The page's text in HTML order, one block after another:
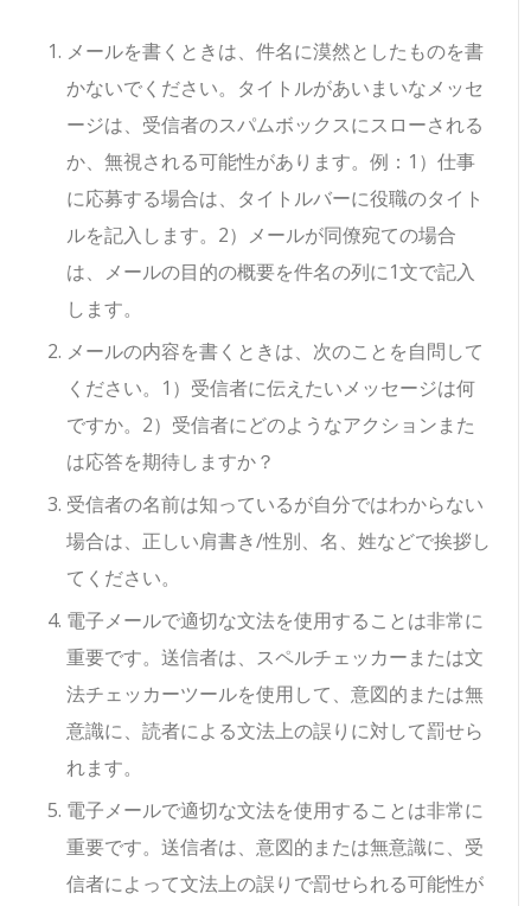
メールを書くときは、件名に漠然としたものを書
かないでください。タイトルがあいまいなメッセ
ージは、受信者のスパムボックスにスローされる
か、無視される可能性があります。例：1）仕事
に応募する場合は、タイトルバーに役職のタイト
ルを記入します。2）メールが同僚宛ての場合
は、メールの目的の概要を件名の列に1文で記入
します。
メールの内容を書くときは、次のことを自問して
ください。1）受信者に伝えたいメッセージは何
ですか。2）受信者にどのようなアクションまた
は応答を期待しますか？
受信者の名前は知っているが自分ではわからない
場合は、正しい肩書き/性別、名、姓などで挨拶し
てください。
電子メールで適切な文法を使用することは非常に
重要です。送信者は、スペルチェッカーまたは文
法チェッカーツールを使用して、意図的または無
意識に、読者による文法上の誤りに対して罰せら
れます。
電子メールで適切な文法を使用することは非常に
重要です。送信者は、意図的または無意識に、受
信者によって文法上の誤りで罰せられる可能性が